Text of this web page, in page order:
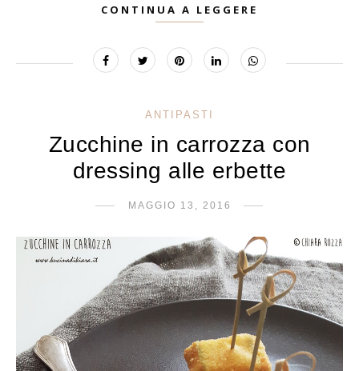
CONTINUA A LEGGERE
ANTIPASTI
Zucchine in carrozza con
dressing alle erbette
MAGGIO 13, 2016